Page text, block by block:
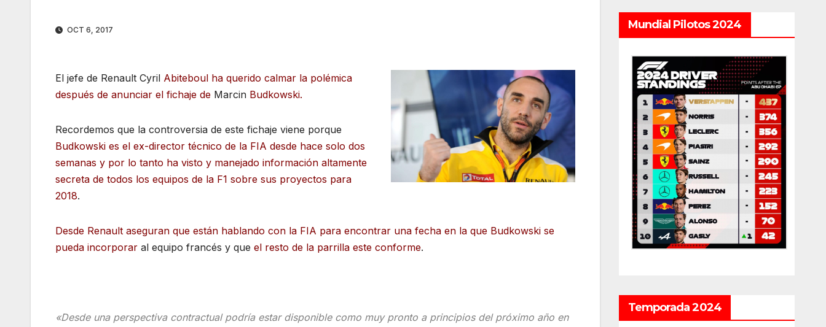
OCT 6, 2017
El jefe de Renault Cyril Abiteboul ha querido calmar la polémica
después de anunciar el fichaje de Marcin Budkowski.
Recordemos que la controversia de este fichaje viene porque
Budkowski es el ex-director técnico de la FIA desde hace solo dos
semanas y por lo tanto ha visto y manejado información altamente
secreta de todos los equipos de la F1 sobre sus proyectos para
2018.
Desde Renault aseguran que están hablando con la FIA para encontrar una fecha en la que Budkowski se
pueda incorporar al equipo francés y que el resto de la parrilla este conforme.
«Desde una perspectiva contractual podría estar disponible como muy pronto a principios del próximo año en
Mundial Pilotos 2024
Temporada 2024